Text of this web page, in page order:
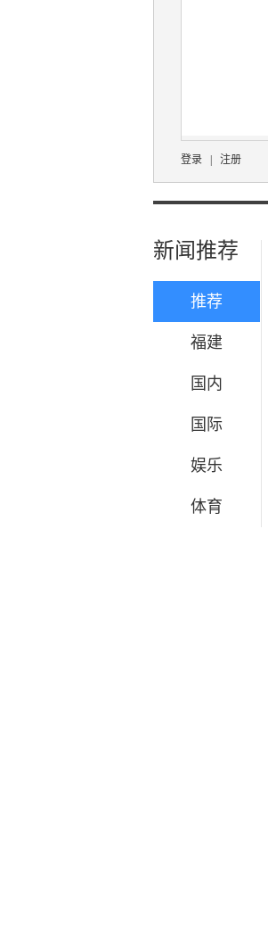
登录 注册
新闻推荐
推荐
福建
国内
国际
娱乐
体育